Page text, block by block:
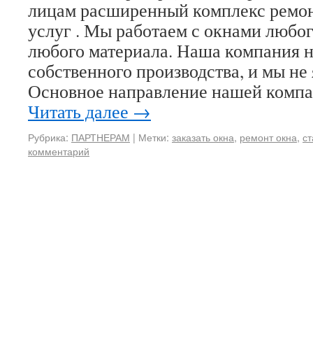
лицам расширенный комплекс
услуг . Мы работаем с окнами
любого материала. Наша компания
собственного производства, и мы
Основное направление нашей
Читать далее →
Рубрика: ПАРТНЕРАМ | Метки: заказать окна, ремонт окна,
комментарий